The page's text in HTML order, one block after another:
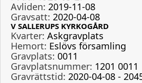
Avliden: 2019-11-08
Gravsatt: 2020-04-08
V SALLERUPS KYRKOGÅRD
Kvarter: Askgravplats
Hemort: Eslövs församling
Gravplats: 0011
Gravplatsnummer: 1201 0011
Gravrättstid: 2020-04-08 -